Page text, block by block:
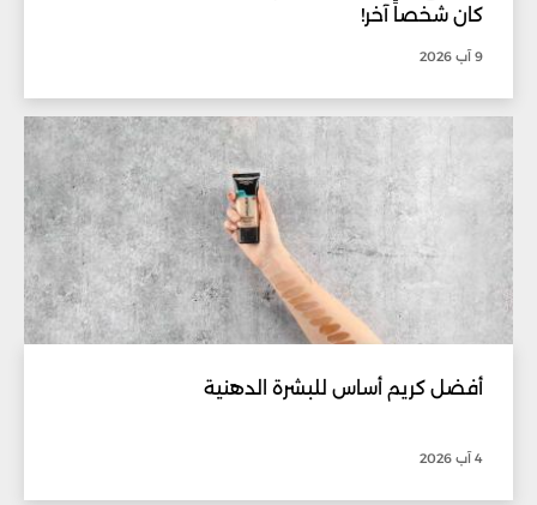
كان شخصاً آخر!
9 آب 2026
أفضل كريم أساس للبشرة الدهنية
4 آب 2026